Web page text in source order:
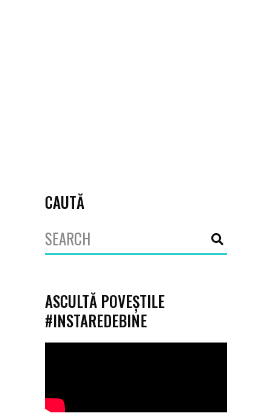
CAUTĂ
Search
for:
ASCULTĂ POVEȘTILE
#INSTAREDEBINE